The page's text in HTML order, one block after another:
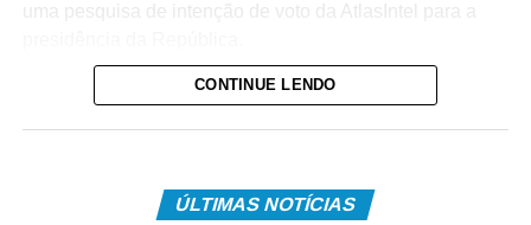
uma pesquisa de intenção de voto da AtlasIntel para a
No entendimento de Nunes Marques, o Selo Acurácia
CONTINUE LENDO
ÚLTIMAS NOTÍCIAS